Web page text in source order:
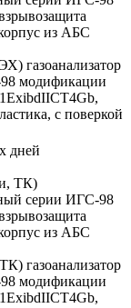
газоанализатор
модификации
с поверкой
дней
газоанализатор
модификации